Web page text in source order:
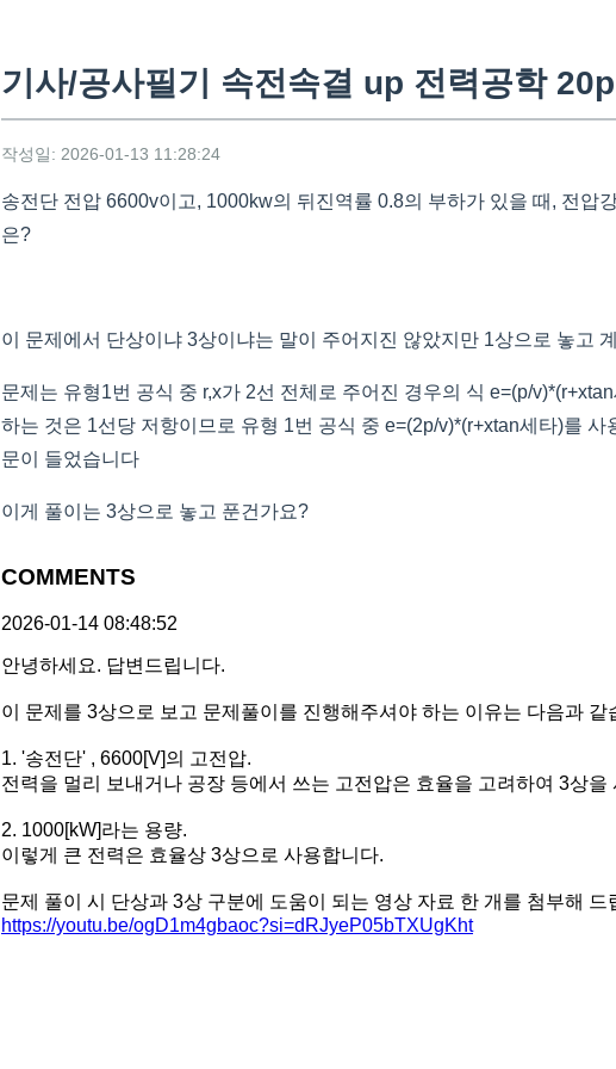
기사/공사필기 속전속결 up 전력공학
작성일: 2026-01-13 11:28:24
송전단 전압 6600v이고, 1000kw의 뒤진역률 0.8의 부하가 있을 때, 전압
은?
이 문제에서 단상이냐 3상이냐는 말이 주어지진 않았지만 1상으로 놓고
문제는 유형1번 공식 중 r,x가 2선 전체로 주어진 경우의 식 e=(p/
하는 것은 1선당 저항이므로 유형 1번 공식 중 e=(2p/v)*(r+xtan세타)를 사
문이 들었습니다
이게 풀이는 3상으로 놓고 푼건가요?
COMMENTS
2026-01-14 08:48:52
안녕하세요. 답변드립니다.
이 문제를 3상으로 보고 문제풀이를 진행해주셔야 하는 이유는 다음과 같
1. '송전단' , 6600[V]의 고전압.
전력을 멀리 보내거나 공장 등에서 쓰는 고전압은 효율을 고려하여 3상을
2. 1000[kW]라는 용량.
이렇게 큰 전력은 효율상 3상으로 사용합니다.
문제 풀이 시 단상과 3상 구분에 도움이 되는 영상 자료 한 개를 첨부해 드
https://youtu.be/ogD1m4gbaoc?si=dRJyeP05bTXUgKht